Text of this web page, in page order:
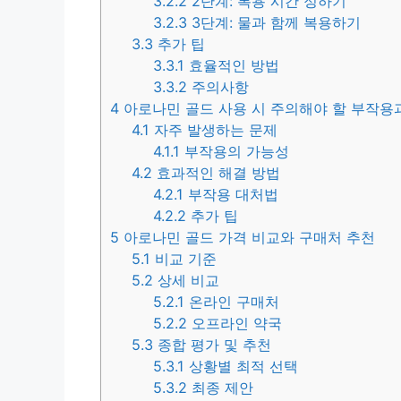
3.2.3 3단계: 물과 함께 복용하기
3.3 추가 팁
3.3.1 효율적인 방법
3.3.2 주의사항
4 아로나민 골드 사용 시 주의해야 할 부작용
4.1 자주 발생하는 문제
4.1.1 부작용의 가능성
4.2 효과적인 해결 방법
4.2.1 부작용 대처법
4.2.2 추가 팁
5 아로나민 골드 가격 비교와 구매처 추천
5.1 비교 기준
5.2 상세 비교
5.2.1 온라인 구매처
5.2.2 오프라인 약국
5.3 종합 평가 및 추천
5.3.1 상황별 최적 선택
5.3.2 최종 제안